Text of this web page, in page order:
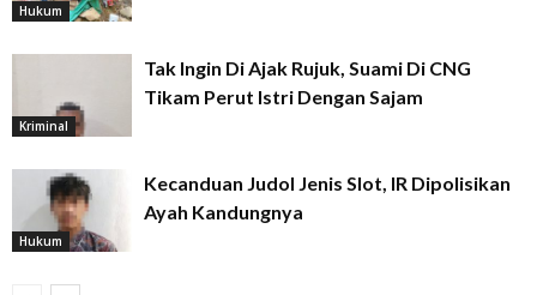
Hukum
Kriminal
Tak Ingin Di Ajak Rujuk, Suami Di CNG
Tikam Perut Istri Dengan Sajam
Hukum
Kecanduan Judol Jenis Slot, IR Dipolisikan
Ayah Kandungnya